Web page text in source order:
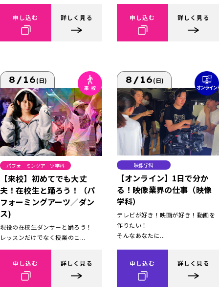
申し込む 詳しく見る 申し込む 詳しく見る
8/16(日)
パフォーミングアーツ学科
【来校】初めてでも大丈
夫！在校生と踊ろう！（パ
フォーミングアーツ／ダン
ス)
現役の在校生ダンサーと踊ろう！
レッスンだけでなく授業のこ...
申し込む 詳しく見る
8/16(日)
映像学科
【オンライン】1日で分か
る！映像業界の仕事（映像
学科）
テレビが好き！映画が好き！動画を
作りたい！
そんなあなたに...
申し込む 詳しく見る